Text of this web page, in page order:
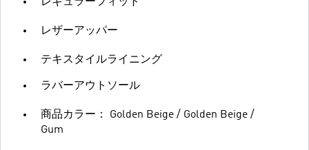
レザーアッパー
テキスタイルライニング
ラバーアウトソール
商品カラー： Golden Beige / Golden Beige /
Gum